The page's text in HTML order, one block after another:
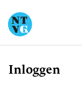
Kruimelpad
Inloggen